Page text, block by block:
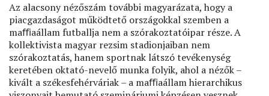
Az alacsony nézőszám további magyarázata, hogy a
piacgazdaságot működtető országokkal szemben a
maﬃaállam futballja nem a szórakoztatóipar része. A
kollektivista magyar rezsim stadionjaiban nem
szórakoztatás, hanem sportnak látszó tevékenység
keretében oktató-nevelő munka folyik, ahol a nézők –
kivált a székesfehérváriak – a maﬃaállam hierarchikus